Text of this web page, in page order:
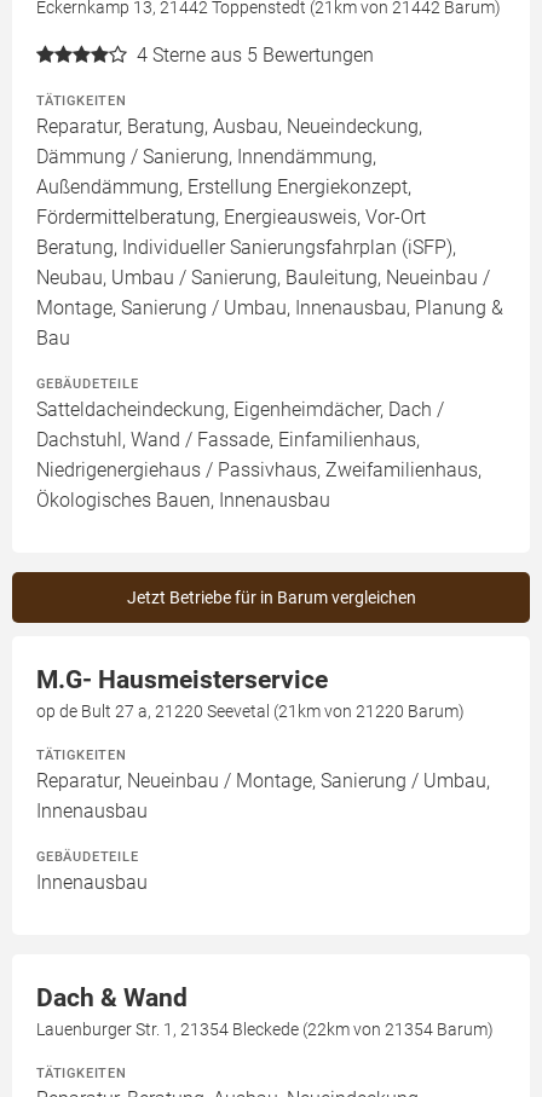
Eckernkamp 13, 21442 Toppenstedt (21km von 21442 Barum)
4 Sterne aus 5 Bewertungen
TÄTIGKEITEN
Reparatur, Beratung, Ausbau, Neueindeckung,
Dämmung / Sanierung, Innendämmung,
Außendämmung, Erstellung Energiekonzept,
Fördermittelberatung, Energieausweis, Vor-Ort
Beratung, Individueller Sanierungsfahrplan (iSFP),
Neubau, Umbau / Sanierung, Bauleitung, Neueinbau /
Montage, Sanierung / Umbau, Innenausbau, Planung &
Bau
GEBÄUDETEILE
Satteldacheindeckung, Eigenheimdächer, Dach /
Dachstuhl, Wand / Fassade, Einfamilienhaus,
Niedrigenergiehaus / Passivhaus, Zweifamilienhaus,
Ökologisches Bauen, Innenausbau
Jetzt Betriebe für in Barum vergleichen
M.G- Hausmeisterservice
op de Bult 27 a, 21220 Seevetal (21km von 21220 Barum)
TÄTIGKEITEN
Reparatur, Neueinbau / Montage, Sanierung / Umbau,
Innenausbau
GEBÄUDETEILE
Innenausbau
Dach & Wand
Lauenburger Str. 1, 21354 Bleckede (22km von 21354 Barum)
TÄTIGKEITEN